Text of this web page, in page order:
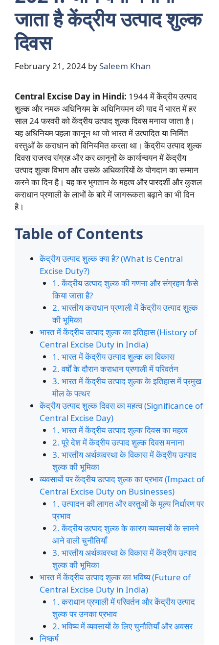
जाता है केंद्रीय उत्पाद शुल्क
दिवस
February 21, 2024 bySaleem Khan
Central Excise Day in Hindi: 1944 में केंद्रीय उत्पाद
शुल्क और नमक अधिनियम के अधिनियमन की याद में भारत में हर
साल 24 फरवरी को केंद्रीय उत्पाद शुल्क दिवस मनाया जाता है।
यह अधिनियम पहला कानून था जो भारत में उत्पादित या निर्मित
वस्तुओं के कराधान को विनियमित करता था। केंद्रीय उत्पाद शुल्क
दिवस राजस्व संग्रह और कर कानूनों के कार्यान्वयन में केंद्रीय
उत्पाद शुल्क विभाग और उसके अधिकारियों के योगदान का सम्मान
करने का दिन है। यह कर भुगतान के महत्व और पारदर्शी और कुशल
कराधान प्रणाली के लाभों के बारे में जागरूकता बढ़ाने का भी दिन
है।
Table of Contents
केंद्रीय उत्पाद शुल्क क्या है? (What is Central
Excise Duty?)
1. केंद्रीय उत्पाद शुल्क की गणना और संग्रहण कैसे
किया जाता है?
2. भारतीय कराधान प्रणाली में केंद्रीय उत्पाद शुल्क
की भूमिका
भारत में केंद्रीय उत्पाद शुल्क का इतिहास (History of
Central Excise Duty in India)
1. भारत में केंद्रीय उत्पाद शुल्क का विकास
2. वर्षों के दौरान कराधान प्रणाली में परिवर्तन
3. भारत में केंद्रीय उत्पाद शुल्क के इतिहास में प्रमुख
मील के पत्थर
केंद्रीय उत्पाद शुल्क दिवस का महत्व (Significance of
Central Excise Day)
1. भारत में केंद्रीय उत्पाद शुल्क दिवस का महत्व
2. पूरे देश में केंद्रीय उत्पाद शुल्क दिवस मनाना
3. भारतीय अर्थव्यवस्था के विकास में केंद्रीय उत्पाद
शुल्क की भूमिका
व्यवसायों पर केंद्रीय उत्पाद शुल्क का प्रभाव (Impact of
Central Excise Duty on Businesses)
1. उत्पादन की लागत और वस्तुओं के मूल्य निर्धारण पर
प्रभाव
2. केंद्रीय उत्पाद शुल्क के कारण व्यवसायों के सामने
आने वाली चुनौतियाँ
3. भारतीय अर्थव्यवस्था के विकास में केंद्रीय उत्पाद
शुल्क की भूमिका
भारत में केंद्रीय उत्पाद शुल्क का भविष्य (Future of
Central Excise Duty in India)
1. कराधान प्रणाली में परिवर्तन और केंद्रीय उत्पाद
शुल्क पर उनका प्रभाव
2. भविष्य में व्यवसायों के लिए चुनौतियाँ और अवसर
निष्कर्ष